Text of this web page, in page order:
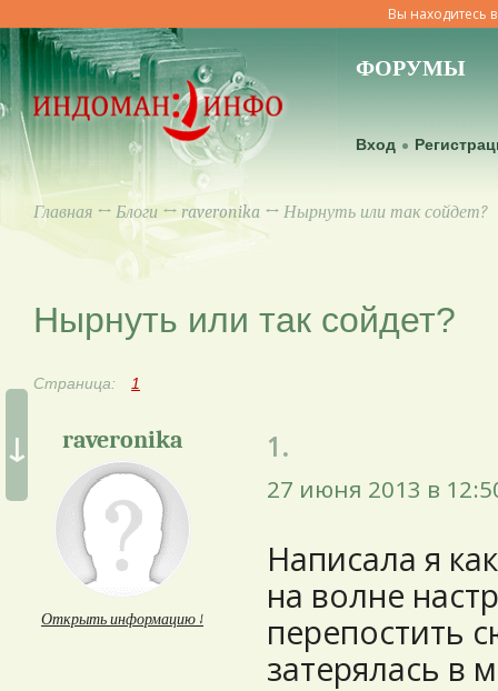
Вы находитесь
ФОРУМЫ
Вход
Главная ↔ Блоги ↔raveronika ↔ Нырнуть или так сойдет?
↓
Нырнуть или так сойдет?
Страница: 1
raveronika
Открыть информацию ↓
1.
27 июня 2013 в
Написала я
на волне
перепостить
затерялась в